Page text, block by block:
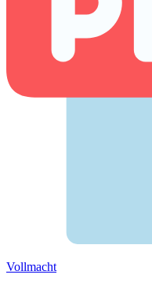
Vollmacht